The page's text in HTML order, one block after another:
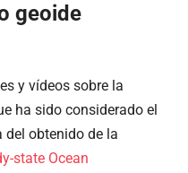
geoide
y vídeos sobre la
ha sido considerado el
del obtenido de la
state Ocean